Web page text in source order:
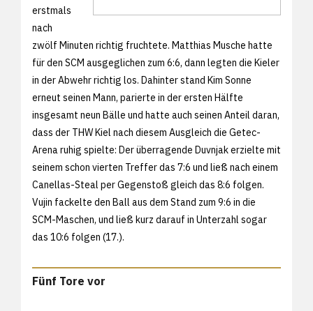
erstmals
nach
zwölf Minuten richtig fruchtete. Matthias Musche hatte
für den SCM ausgeglichen zum 6:6, dann legten die Kieler
in der Abwehr richtig los. Dahinter stand Kim Sonne
erneut seinen Mann, parierte in der ersten Hälfte
insgesamt neun Bälle und hatte auch seinen Anteil daran,
dass der THW Kiel nach diesem Ausgleich die Getec-
Arena ruhig spielte: Der überragende Duvnjak erzielte mit
seinem schon vierten Treffer das 7:6 und ließ nach einem
Canellas-Steal per Gegenstoß gleich das 8:6 folgen.
Vujin fackelte den Ball aus dem Stand zum 9:6 in die
SCM-Maschen, und ließ kurz darauf in Unterzahl sogar
das 10:6 folgen (17.).
Fünf Tore vor